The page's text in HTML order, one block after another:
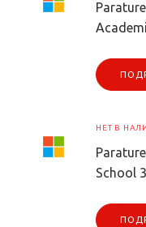
НЕТ В
School